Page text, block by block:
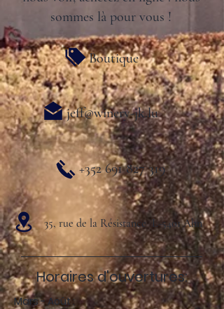
sommes là pour vous !
Boutique
jeff@winery-jk.lu
+352 691 827 319
35, rue de la Résistance L-5401 Ahn
Horaires d'ouvertures:
Mars - Août :